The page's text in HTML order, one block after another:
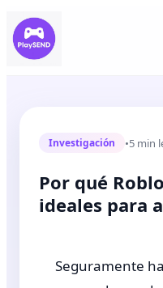
Investigación •5 min
Por qué
ideales para
Seguramente